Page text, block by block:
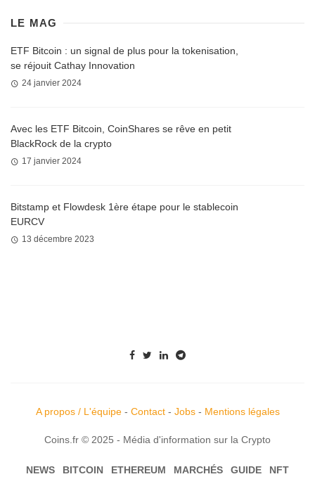
LE MAG
ETF Bitcoin : un signal de plus pour la tokenisation,
se réjouit Cathay Innovation
24 janvier 2024
Avec les ETF Bitcoin, CoinShares se rêve en petit
BlackRock de la crypto
17 janvier 2024
Bitstamp et Flowdesk 1ère étape pour le stablecoin
EURCV
13 décembre 2023
A propos / L'équipe- Contact- Jobs- Mentions légales
Coins.fr © 2025 - Média d'information sur la Crypto
NEWS BITCOIN ETHEREUM MARCHÉS GUIDE NFT